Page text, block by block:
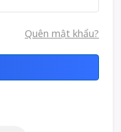
Quên mật khẩu?